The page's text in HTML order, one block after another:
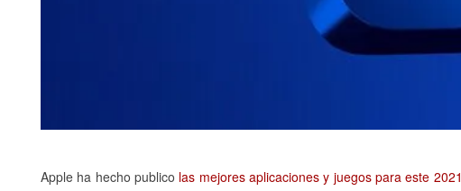
Apple ha hecho publico las mejores aplicaciones y juegos para este 2021